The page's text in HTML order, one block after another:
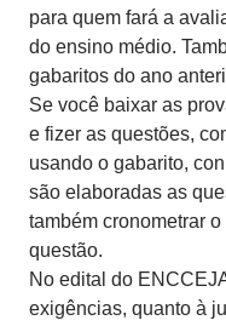
para quem fará a
do ensino médio.
gabaritos do ano
Se você baixar as
e fizer as questões,
usando o gabarito,
são elaboradas as
também cronometrar
questão.
No edital do
exigências, quanto à